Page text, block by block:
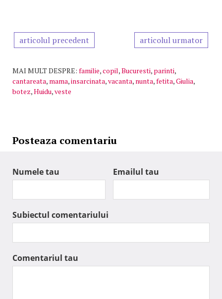
articolul precedent articolul urmator
MAI MULT DESPRE: familie,copil,Bucuresti, parinti,
cantareata, mama,insarcinata,vacanta, nunta,fetita,Giulia,
botez,Huidu,veste
Posteaza comentariu
Numele tau Emailul tau
Subiectul comentariului
Comentariul tau